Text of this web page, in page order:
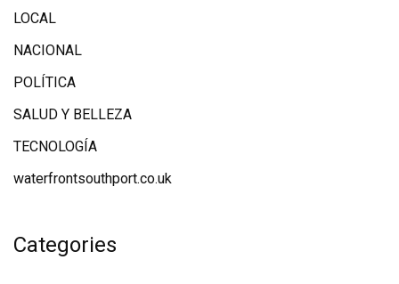
LOCAL
NACIONAL
POLÍTICA
SALUD Y BELLEZA
TECNOLOGÍA
waterfrontsouthport.co.uk
Categories